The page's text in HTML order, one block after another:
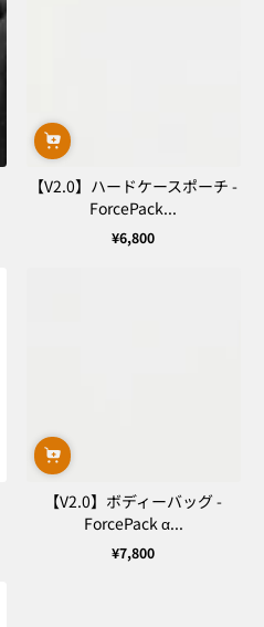
【V2.0】ハードケースポーチ -
ForcePack...
通
¥6,800
【V2.0】ボディーバッグ -
ForcePack α...
通
¥7,800